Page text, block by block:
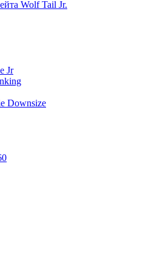
Wolf Tail Jr.
Jr
Downsize